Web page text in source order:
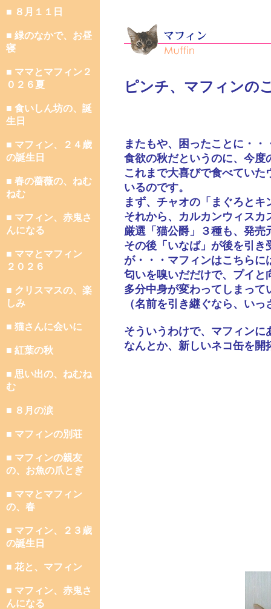
■ ８月１１日
■ 緑のなかで、お昼
寝
■ ママとマフィン２
０２６夏
■ 食いしん坊の、誕
生日
■ マフィン、２４歳
の誕生日
■ 春の薔薇の、ねむ
ねむ
■ マフィン、赤鬼さ
んになる
■ ママとマフィン
２０２６
■ クリスマスの、楽
しみ
■ 猫さんに会いに
■ 紅葉の秋
■ 思い出の、ねむね
む
■ ８月の涙
■ マフィンの別荘
■ マフィンの親友
の、お魚の爪とぎ
■ ママとマフィン
の、春
■ マフィン、２３歳
の誕生日
■ 花と、マフィン
■ マフィン、赤鬼さ
んになる
ピンチ、マフィンの
またもや、困ったことに・・
食欲の秋だというのに、今度
これまで大喜びで食べてい
いるのです。
まず、チャオの「まぐろと
それから、カルカンウィス
厳選「猫公爵」３種も、発
その後「いなば」が後を引
が・・・マフィンはこちらに
匂いを嗅いだだけで、プイと
多分中身が変わってしまって
（名前を引き継ぐなら、い
そういうわけで、マフィン
なんとか、新しいネコ缶を開